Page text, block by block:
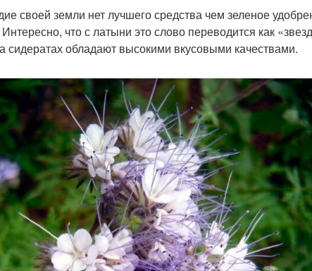
своей земли нет лучшего средства чем зеленое
что с латыни это слово переводится как
обладают высокими вкусовыми качествами.